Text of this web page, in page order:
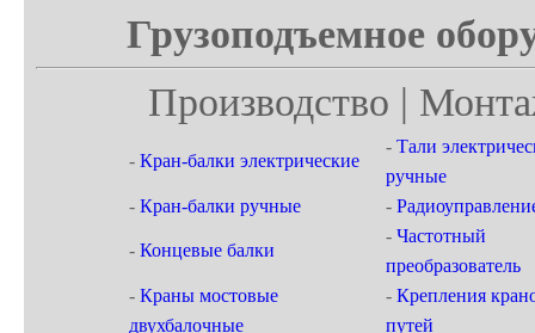
Грузоподъемное
Производство |
- Кран-балки электрические
- Тали
ручные
- Кран-балки ручные -
- Концевые балки
- Частотный
преобразователь
- Краны мостовые
двухбалочные
- Крепления
путей